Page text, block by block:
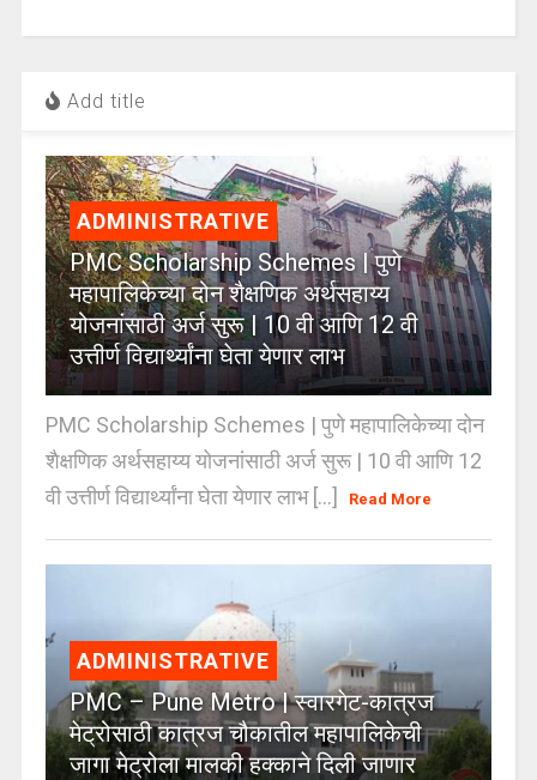
Add title
ADMINISTRATIVE
PMC Scholarship Schemes | पुणे
महापालिकेच्या दोन शैक्षणिक अर्थसहाय्य
योजनांसाठी अर्ज सुरू | 10 वी आणि 12 वी
उत्तीर्ण विद्यार्थ्यांना घेता येणार लाभ
PMC Scholarship Schemes | पुणे महापालिकेच्या दोन
शैक्षणिक अर्थसहाय्य योजनांसाठी अर्ज सुरू | 10 वी आणि 12
वी उत्तीर्ण विद्यार्थ्यांना घेता येणार लाभ [...]
Read More
ADMINISTRATIVE
PMC – Pune Metro | स्वारगेट-कात्रज
मेट्रोसाठी कात्रज चौकातील महापालिकेची
जागा मेट्रोला मालकी हक्काने दिली जाणार